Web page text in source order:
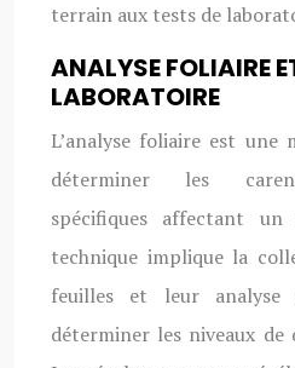
terrain aux tests de
ANALYSE FOLIAIRE
LABORATOIRE
L’analyse foliaire est une
déterminer les
spécifiques affectant un
technique implique la
feuilles et leur
déterminer les niveaux